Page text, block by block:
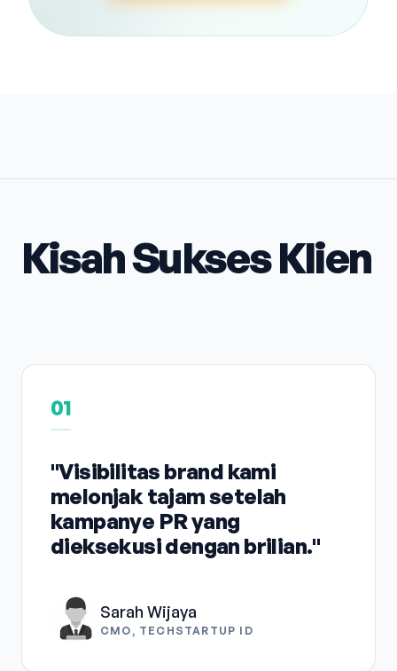
Kisah Sukses Klien
01
"Visibilitas brand kami
melonjak tajam setelah
kampanye PR yang
dieksekusi dengan brilian."
Sarah Wijaya
CMO, TECHSTARTUP ID